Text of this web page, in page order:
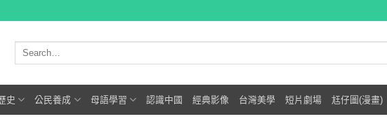
史 公民養成 母語學習 認識中國 經典影像 台灣美學 短片劇場 尪仔圖(漫畫)